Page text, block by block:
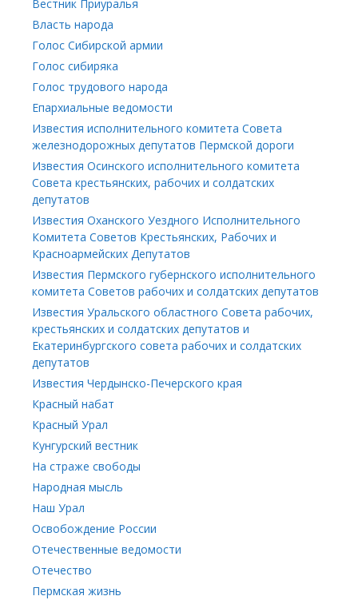
Вестник Приуралья
Власть народа
Голос Сибирской армии
Голос сибиряка
Голос трудового народа
Епархиальные ведомости
Известия исполнительного комитета Совета
железнодорожных депутатов Пермской дороги
Известия Осинского исполнительного комитета
Совета крестьянских, рабочих и солдатских
депутатов
Известия Оханского Уездного Исполнительного
Комитета Советов Крестьянских, Рабочих и
Красноармейских Депутатов
Известия Пермского губернского исполнительного
комитета Советов рабочих и солдатских депутатов
Известия Уральского областного Совета рабочих,
крестьянских и солдатских депутатов и
Екатеринбургского совета рабочих и солдатских
депутатов
Известия Чердынско-Печерского края
Красный набат
Красный Урал
Кунгурский вестник
На страже свободы
Народная мысль
Наш Урал
Освобождение России
Отечественные ведомости
Отечество
Пермская жизнь